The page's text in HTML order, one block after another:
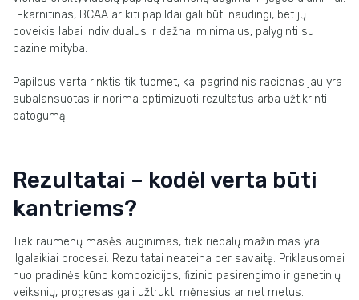
L-karnitinas, BCAA ar kiti papildai gali būti naudingi, bet jų
poveikis labai individualus ir dažnai minimalus, palyginti su
bazine mityba.
Papildus verta rinktis tik tuomet, kai pagrindinis racionas jau yra
subalansuotas ir norima optimizuoti rezultatus arba užtikrinti
patogumą.
Rezultatai – kodėl verta būti
kantriems?
Tiek raumenų masės auginimas, tiek riebalų mažinimas yra
ilgalaikiai procesai. Rezultatai neateina per savaitę. Priklausomai
nuo pradinės kūno kompozicijos, fizinio pasirengimo ir genetinių
veiksnių, progresas gali užtrukti mėnesius ar net metus.